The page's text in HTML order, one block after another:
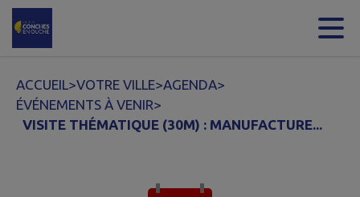
Contenu
ACCUEIL>VOTRE VILLE>AGENDA>
ÉVÉNEMENTS À VENIR>
VISITE THÉMATIQUE (30M) : MANUFACTURE...